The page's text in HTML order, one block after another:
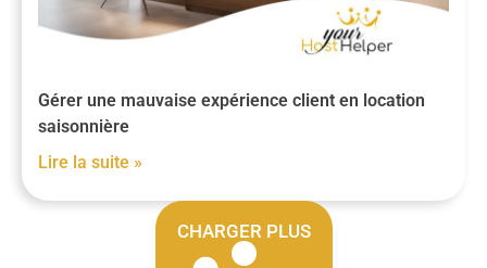
Gérer une mauvaise expérience client en location
saisonnière
Lire la suite »
CHARGER PLUS